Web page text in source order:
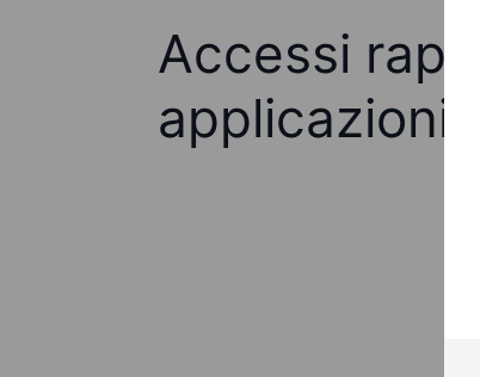
Accessi
applicazioni